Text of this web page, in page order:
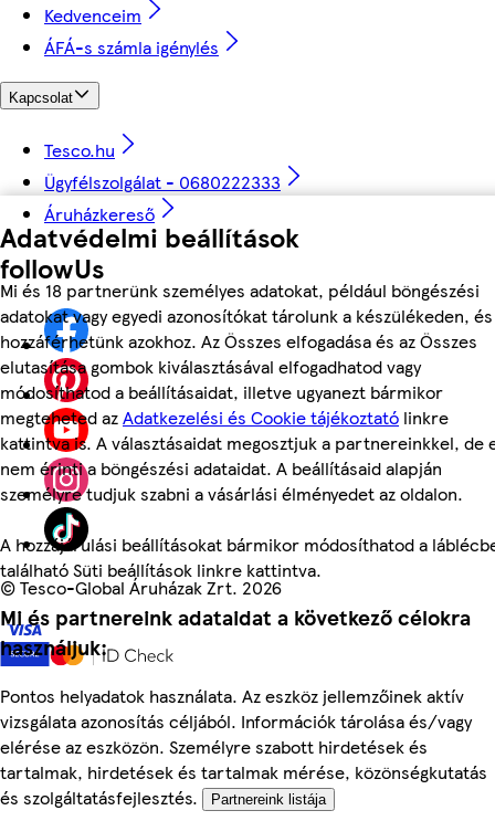
Adatvédelmi beállítások
Mi és 18 partnerünk személyes adatokat, például böngészési
adatokat vagy egyedi azonosítókat tárolunk a készülékeden, és
hozzáférhetünk azokhoz. Az Összes elfogadása és az Összes
elutasítása gombok kiválasztásával elfogadhatod vagy
módosíthatod a beállításaidat, illetve ugyanezt bármikor
megteheted azAdatkezelési és Cookie tájékoztató linkre
kattintva is. A választásaidat megosztjuk a partnereinkkel, de
nem érinti a böngészési adataidat. A beállításaid alapján
személyre tudjuk szabni a vásárlási élményedet az oldalon.
A hozzájárulási beállításokat bármikor módosíthatod a
található Süti beállítások linkre kattintva.
Mi és partnereink adataidat a következő célokra
használjuk:
Pontos helyadatok használata. Az eszköz jellemzőinek aktív
vizsgálata azonosítás céljából. Információk tárolása és/vagy
elérése az eszközön. Személyre szabott hirdetések és
tartalmak, hirdetések és tartalmak mérése, közönségkutatás
és szolgáltatásfejlesztés.
Partnereink listája
Kedvenceim
ÁFÁ-s számla igénylés
Kapcsolat
Tesco.hu
Ügyfélszolgálat - 0680222333
Áruházkereső
followUs
©Tesco-Global Áruházak Zrt. 2026